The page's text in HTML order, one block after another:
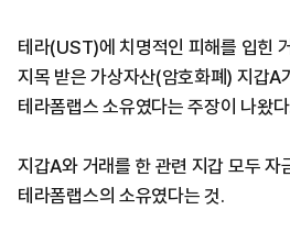
테라(UST)에 치명적인 피해를 입힌
지목 받은 가상자산(암호화폐) 지갑A
테라폼랩스 소유였다는 주장이 나왔
지갑A와 거래를 한 관련 지갑 모두 자
테라폼랩스의 소유였다는 것.